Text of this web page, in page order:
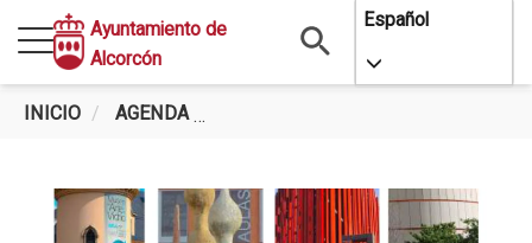
contenido
principal
Ayuntamiento de
Alcorcón
Español
Toggle
INICIO AGENDA